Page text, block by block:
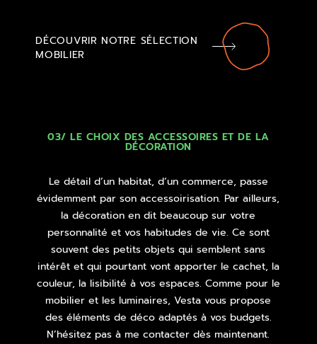
DÉCOUVRIR NOTRE SÉLECTION
MOBILIER
03/ LE CHOIX DES ACCESSOIRES ET DE LA
DÉCORATION
Le détail d’un habitat, d’un commerce, passe
évidemment par son accessoirisation. Par ailleurs,
la décoration en dit beaucoup sur votre
personnalité et vos habitudes de vie. Ce sont
souvent des petits objets qui semblent sans
intérêt et qui pourtant vont apporter le cachet, la
couleur, la lisibilité à vos espaces. Comme pour le
mobilier et les luminaires, Vesta vous propose
des éléments de déco adaptés à vos budgets.
N’hésitez pas à me contacter dès maintenant.